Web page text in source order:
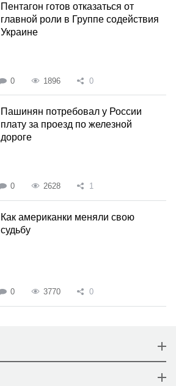
Пентагон готов отказаться от
главной роли в Группе содействия
Украине
0 1896 0
Пашинян потребовал у России
плату за проезд по железной
дороге
0 2628 1
Как американки меняли свою
судьбу
0 3770 0